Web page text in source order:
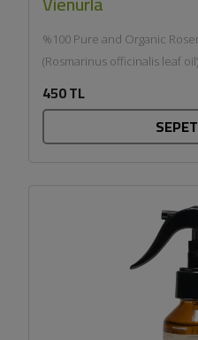
%100 Pure and Organic
(Rosmarinus officinalis leaf
450 TL